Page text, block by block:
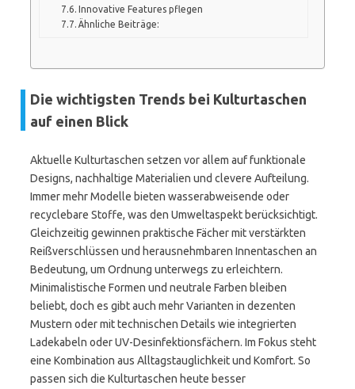
Innovative Features pflegen
Ähnliche Beiträge:
Die wichtigsten Trends bei Kulturtaschen
auf einen Blick
Aktuelle Kulturtaschen setzen vor allem auf funktionale
Designs, nachhaltige Materialien und clevere Aufteilung.
Immer mehr Modelle bieten wasserabweisende oder
recyclebare Stoffe, was den Umweltaspekt berücksichtigt.
Gleichzeitig gewinnen praktische Fächer mit verstärkten
Reißverschlüssen und herausnehmbaren Innentaschen an
Bedeutung, um Ordnung unterwegs zu erleichtern.
Minimalistische Formen und neutrale Farben bleiben
beliebt, doch es gibt auch mehr Varianten in dezenten
Mustern oder mit technischen Details wie integrierten
Ladekabeln oder UV-Desinfektionsfächern. Im Fokus steht
eine Kombination aus Alltagstauglichkeit und Komfort. So
passen sich die Kulturtaschen heute besser